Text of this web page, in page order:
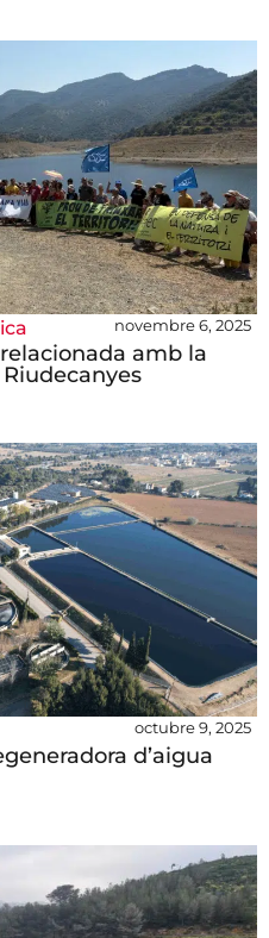
novembre 6, 2025
amb la
octubre 9, 2025
d’aigua